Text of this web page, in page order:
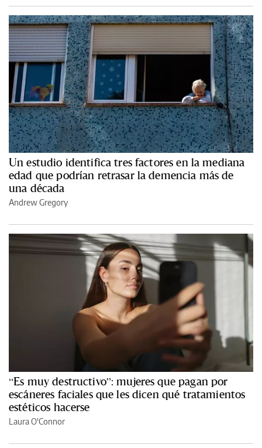
Un estudio identifica tres factores en la mediana
edad que podrían retrasar la demencia más de
una década
Andrew Gregory
“Es muy destructivo”: mujeres que pagan por
escáneres faciales que les dicen qué tratamientos
estéticos hacerse
Laura O'Connor